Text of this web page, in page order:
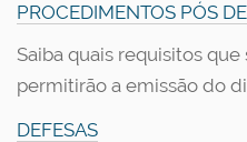
PROCEDIMENTOS PÓS
Saiba quais requisitos
permitirão a emissão do
DEFESAS